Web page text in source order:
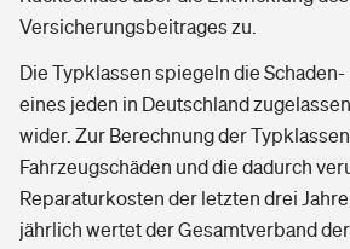
Versicherungsbeitrages zu.
Die Typklassen spiegeln die
eines jeden in Deutschland
wider. Zur Berechnung der
Fahrzeugschäden und die dadurch
Reparaturkosten der letzten drei
jährlich wertet der Gesamtverband